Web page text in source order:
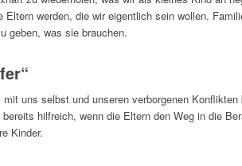
werden, die wir eigentlich sein wollen.
geben, was sie brauchen.
uns selbst und unseren verborgenen
hilfreich, wenn die Eltern den Weg in die
Kinder.